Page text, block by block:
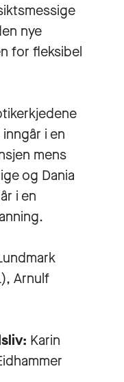
nye
for fleksibel
i en
mens
og Dania
i en
Arnulf
Karin